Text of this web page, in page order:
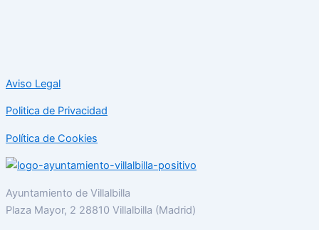
Aviso Legal
Politica de Privacidad
Política de Cookies
Ayuntamiento de Villalbilla
Plaza Mayor, 2 28810 Villalbilla (Madrid)